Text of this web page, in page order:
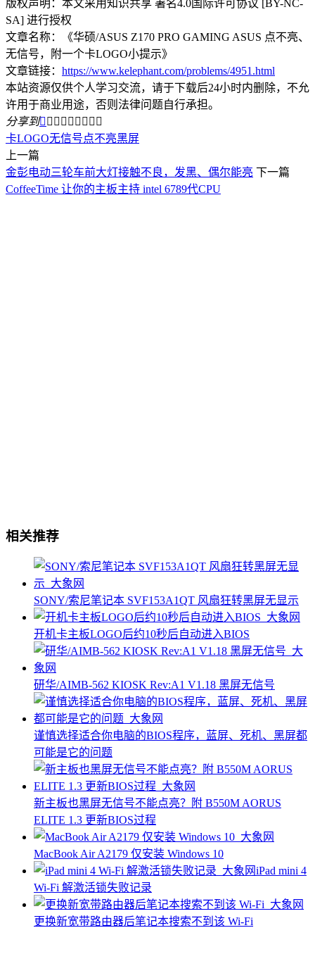
版权声明：本文采用知识共享 署名4.0国际许可协议 [BY-NC-
SA] 进行授权
文章名称：《华硕/ASUS Z170 PRO GAMING ASUS 点不亮、
无信号，附一个卡LOGO小提示》
文章链接： https://www.kelephant.com/problems/4951.html
本站资源仅供个人学习交流，请于下载后24小时内删除，不允
许用于商业用途，否则法律问题自行承担。
分享到        
卡LOGO无信号点不亮黑屏
上一篇
金彭电动三轮车前大灯接触不良，发黑、偶尔能亮 下一篇
CoffeeTime 让你的主板主持 intel 6789代CPU
相关推荐
SONY/索尼笔记本 SVF153A1QT 风扇狂转黑屏无显示
开机卡主板LOGO后约10秒后自动进入BIOS
研华/AIMB-562 KIOSK Rev:A1 V1.18 黑屏无信号
谨慎选择适合你电脑的BIOS程序，蓝屏、死机、黑屏都
可能是它的问题
新主板也黑屏无信号不能点亮？附 B550M AORUS
ELITE 1.3 更新BIOS过程
MacBook Air A2179 仅安装 Windows 10
iPad mini 4
Wi-Fi 解激活锁失败记录
更换新宽带路由器后笔记本搜索不到该 Wi-Fi